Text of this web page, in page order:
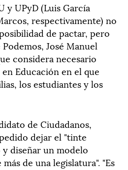
y UPyD (Luis García
respectivamente) no
de pactar, pero
José Manuel
considera necesario
Educación en el que
los estudiantes y los
de Ciudadanos,
dejar el "tinte
diseñar un modelo
de una legislatura". "Es